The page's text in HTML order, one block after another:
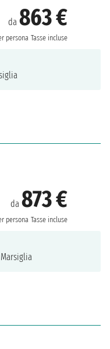
da863 €
persona Tasse incluse
da873 €
persona Tasse incluse
Marsiglia